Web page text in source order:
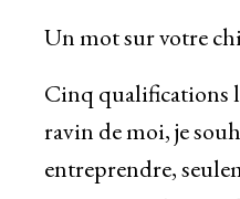
Un mot sur votre
Cinq qualifications
ravin de moi, je
entreprendre,